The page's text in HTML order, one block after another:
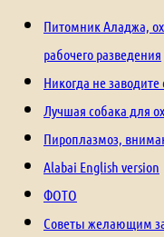
Питомник Аладжа,
рабочего разведения
Никогда не заводите
Лучшая собака для
Пироплазмоз,
Alabai English version
ФОТО
Советы желающим